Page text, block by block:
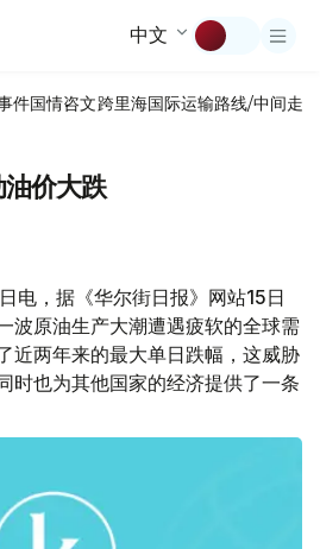
中文
件国情咨文跨里海国际运输路线/中间走廊
价大跌
电，据《华尔街日报》网站15日
波原油生产大潮遭遇疲软的全球需
近两年来的最大单日跌幅，这威胁
时也为其他国家的经济提供了一条